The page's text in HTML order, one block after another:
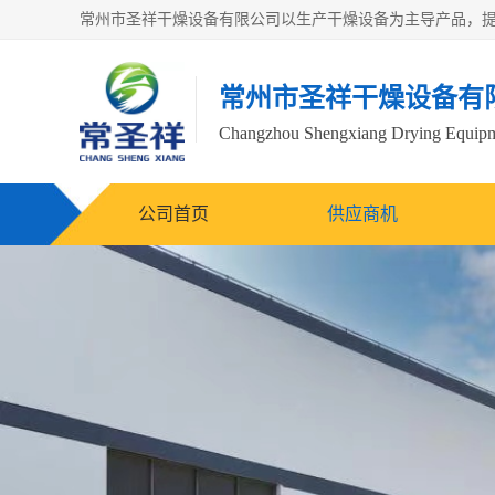
常州市圣祥干燥设备有
Changzhou Shengxiang Drying
公司首页 供应商机